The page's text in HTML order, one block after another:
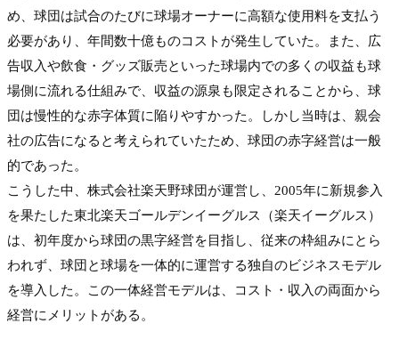
め、球団は試合のたびに球場オーナーに高額な使用料を支払う
必要があり、年間数十億ものコストが発生していた。また、広
告収入や飲食・グッズ販売といった球場内での多くの収益も球
場側に流れる仕組みで、収益の源泉も限定されることから、球
団は慢性的な赤字体質に陥りやすかった。しかし当時は、親会
社の広告になると考えられていたため、球団の赤字経営は一般
的であった。
こうした中、株式会社楽天野球団が運営し、2005年に新規参入
を果たした東北楽天ゴールデンイーグルス（楽天イーグルス）
は、初年度から球団の黒字経営を目指し、従来の枠組みにとら
われず、球団と球場を一体的に運営する独自のビジネスモデル
を導入した。この一体経営モデルは、コスト・収入の両面から
経営にメリットがある。